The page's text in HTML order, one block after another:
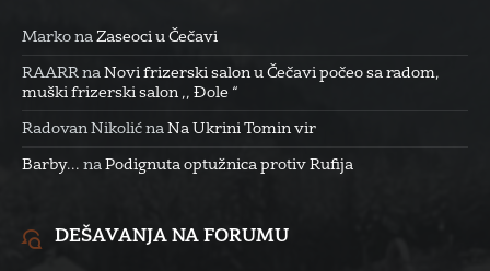
Marko na Zaseoci u Čečavi
RAARR na Novi frizerski salon u Čečavi počeo sa radom,
muški frizerski salon ,, Đole “
Radovan Nikolić na Na Ukrini Tomin vir
Barby... na Podignuta optužnica protiv Rufija
DEŠAVANJA NA FORUMU